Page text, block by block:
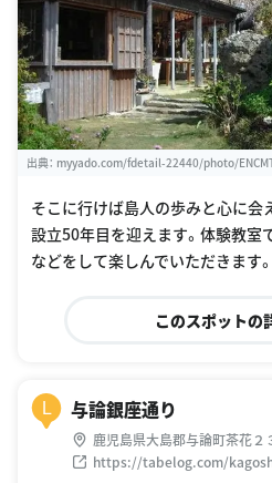
出典： myyado.com/fdetail-22440/photo/
そこに行けば島人の歩みと心に会
設立50年目を迎えます。体験教室
などをして楽しんでいただきます。
このスポットの
L 与論銀座通り
鹿児島県大島郡与論町茶花２
https://tabelog.com/